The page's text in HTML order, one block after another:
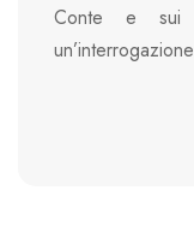
Conte e sui